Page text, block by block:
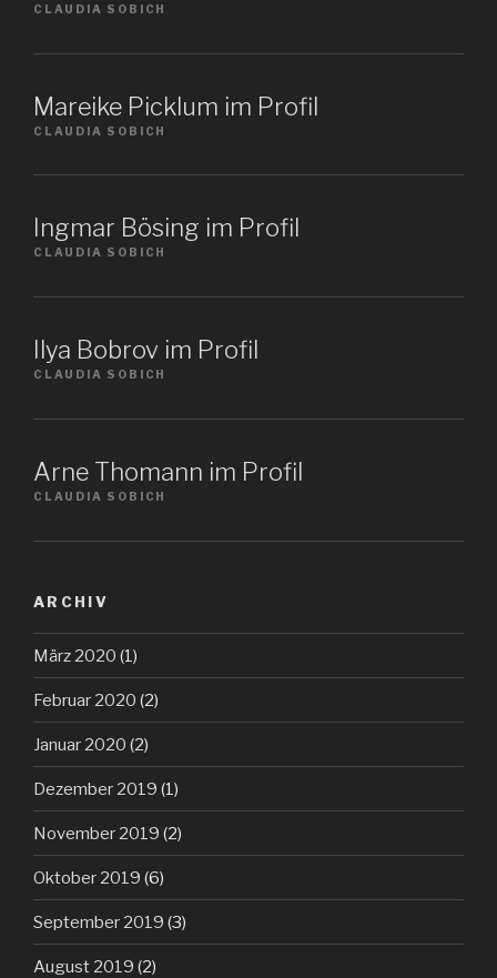
CLAUDIA SOBICH
Mareike Picklum im Profil
CLAUDIA SOBICH
Ingmar Bösing im Profil
CLAUDIA SOBICH
Ilya Bobrov im Profil
CLAUDIA SOBICH
Arne Thomann im Profil
CLAUDIA SOBICH
ARCHIV
März 2020 (1)
Februar 2020 (2)
Januar 2020 (2)
Dezember 2019 (1)
November 2019 (2)
Oktober 2019 (6)
September 2019 (3)
August 2019 (2)